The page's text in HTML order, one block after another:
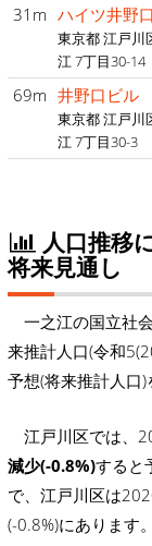
31m ハイツ井野口
東京都 江戸川
江 7丁目30-14
69m 井野口ビル
東京都 江戸川
江 7丁目30-3
人口推移
将来見通し
一之江の国立社
来推計人口(令和
予想(将来推計人口)
江戸川区では、
減少(-0.8%)すると
で、江戸川区は
(-0.8%)にあります。